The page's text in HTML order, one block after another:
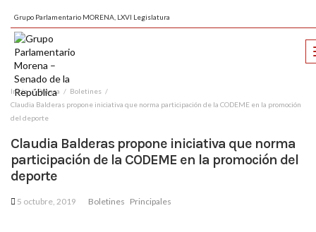
Grupo Parlamentario MORENA, LXVI Legislatura
Inicio Prensa
Boletines
Claudia Balderas propone iniciativa que norma participación de la CODEME en la promoción
del deporte
Claudia Balderas propone iniciativa que norma
participación de la CODEME en la promoción del
deporte
5 octubre, 2019 Boletines Principales